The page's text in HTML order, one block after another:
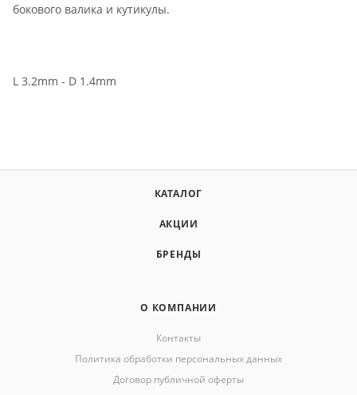
бокового валика и кутикулы.
L 3.2mm - D 1.4mm
КАТАЛОГ
АКЦИИ
БРЕНДЫ
О КОМПАНИИ
Контакты
Политика обработки персональных данных
Договор публичной оферты